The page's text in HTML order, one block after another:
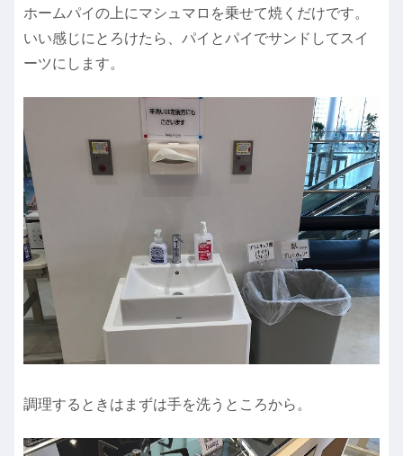
ホームパイの上にマシュマロを乗せて焼くだけです。
いい感じにとろけたら、パイとパイでサンドしてスイ
ーツにします。
調理するときはまずは手を洗うところから。